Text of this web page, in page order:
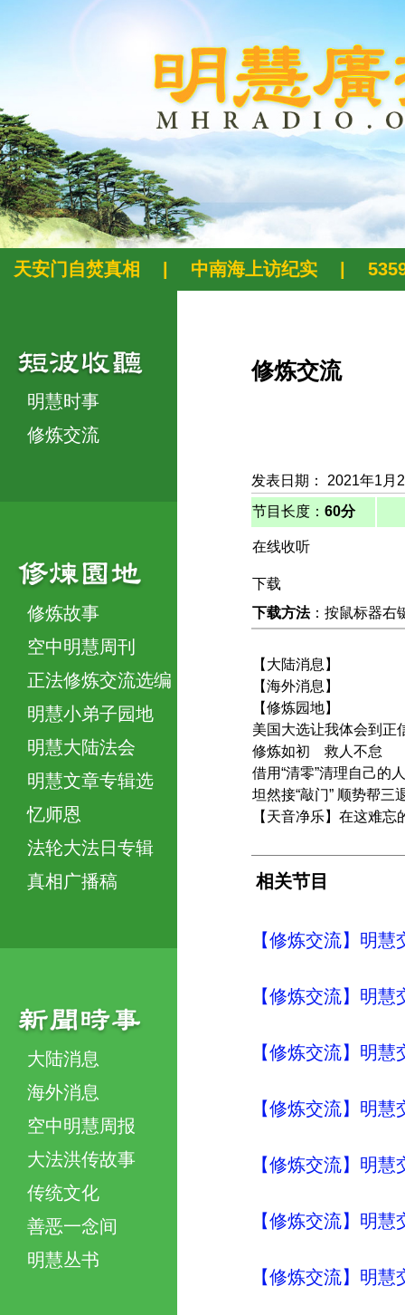
天安门自焚真相 中南海上访纪实
明慧时事
修炼交流
修炼故事
空中明慧周刊
正法修炼交流选编
明慧小弟子园地
明慧大陆法会
明慧文章专辑选
忆师恩
法轮大法日专辑
真相广播稿
大陆消息
海外消息
空中明慧周报
大法洪传故事
传统文化
善恶一念间
明慧丛书
修炼交流
发表日期： 2021年1月
节目长度： 60分
在线收听
下载
下载方法：按鼠标器右
【大陆消息】
【海外消息】
【修炼园地】
美国大选让我体会到正
修炼如初 救人不怠
借用“清零”清理自己的
坦然接“敲门” 顺势帮三
【天音净乐】在这难忘
相关节目
【修炼交流】明
【修炼交流】明
【修炼交流】明
【修炼交流】明
【修炼交流】明
【修炼交流】明
【修炼交流】明